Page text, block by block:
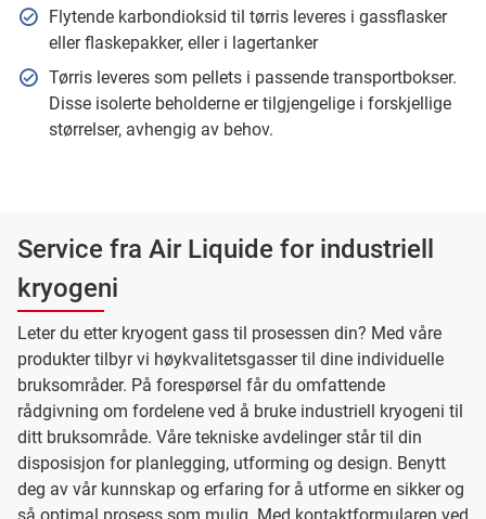
Flytende karbondioksid til tørris leveres i gassflasker
eller flaskepakker, eller i lagertanker
Tørris leveres som pellets i passende transportbokser.
Disse isolerte beholderne er tilgjengelige i forskjellige
størrelser, avhengig av behov.
Service fra Air Liquide for industriell
kryogeni
Leter du etter kryogent gass til prosessen din? Med våre
produkter tilbyr vi høykvalitetsgasser til dine individuelle
bruksområder. På forespørsel får du omfattende
rådgivning om fordelene ved å bruke industriell kryogeni til
ditt bruksområde. Våre tekniske avdelinger står til din
disposisjon for planlegging, utforming og design. Benytt
deg av vår kunnskap og erfaring for å utforme en sikker og